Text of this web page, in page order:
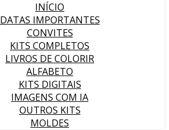
INÍCIO
DATAS IMPORTANTES
CONVITES
KITS COMPLETOS
LIVROS DE COLORIR
ALFABETO
KITS DIGITAIS
IMAGENS COM IA
OUTROS KITS
MOLDES